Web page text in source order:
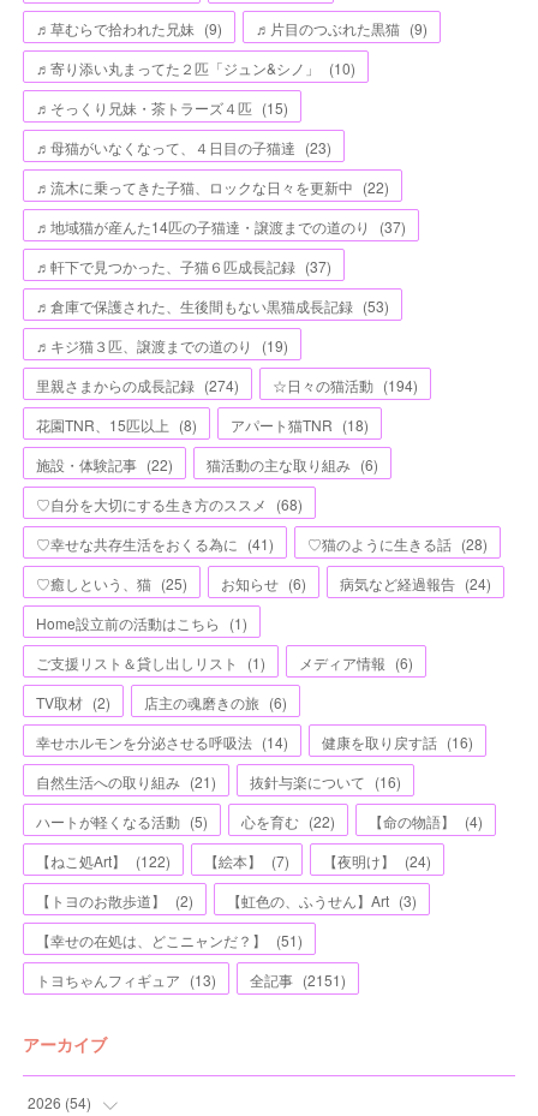
♬草むらで拾われた兄妹 (9) ♬片目のつぶれた黒猫 (9)
♬寄り添い丸まってた２匹「ジュン&シノ」
(10)
♬そっくり兄妹・茶トラーズ４匹 (15)
♬母猫がいなくなって、４日目の子猫達 (23)
♬流木に乗ってきた子猫、ロックな日々を更新中 (22)
♬地域猫が産んた14匹の子猫達・譲渡までの道のり
(37)
♬軒下で見つかった、子猫６匹成長記録 (37)
♬倉庫で保護された、生後間もない黒猫成長記録 (53)
♬キジ猫３匹、譲渡までの道のり
(19)
里親さまからの成長記録 (274) ☆日々の猫活動 (194)
花園TNR、15匹以上 (8) アパート猫TNR (18)
施設・体験記事 (22) 猫活動の主な取り組み (6)
♡自分を大切にする生き方のススメ
(68)
♡幸せな共存生活をおくる為に (41) ♡猫のように生きる話 (28)
♡癒しという、猫 (25) お知らせ (6) 病気など経過報告 (24)
Home設立前の活動はこちら
(1)
ご支援リスト＆貸し出しリスト
(1) メディア情報 (6)
TV取材 (2) 店主の魂磨きの旅 (6)
幸せホルモンを分泌させる呼吸法 (14) 健康を取り戻す話 (16)
自然生活への取り組み (21) 抜針与楽について (16)
ハートが軽くなる活動 (5) 心を育む (22) 【命の物語】 (4)
【ねこ処Art】
(122) 【絵本】 (7) 【夜明け】 (24)
【トヨのお散歩道】
(2) 【虹色の、ふうせん】Art (3)
【幸せの在処は、どこニャンだ？】
(51)
トヨちゃんフィギュア (13) 全記事 (2151)
アーカイブ
2026 (54)